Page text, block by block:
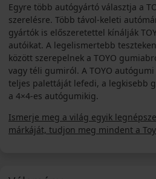
Egyre több autógyártó választja a
szerelésre. Több távol-keleti
gyártók is előszeretettel kínálják
autóikat. A legelismertebb
között szerepelnek a TOYO
vagy téli gumiról. A TOYO
teljes palettáját lefedi, a legkisebb
a 4×4-es autógumikig.
Ismerje meg a világ egyik
márkáját, tudjon meg mindent a